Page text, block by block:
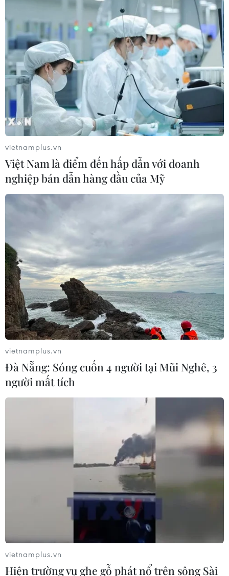
vietnamplus.vn
Việt Nam là điểm đến hấp dẫn với doanh
nghiệp bán dẫn hàng đầu của Mỹ
vietnamplus.vn
Đà Nẵng: Sóng cuốn 4 người tại Mũi Nghê, 3
người mất tích
vietnamplus.vn
Hiện trường vụ ghe gỗ phát nổ trên sông Sài